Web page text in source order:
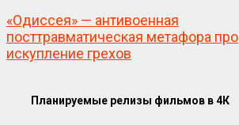
«Одиссея» — антивоенная
посттравматическая метафора про
искупление грехов
Планируемые релизы фильмов в 4К